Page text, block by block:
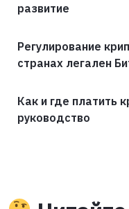
развитие
Регулирование
странах легален
Как и где платить
руководство